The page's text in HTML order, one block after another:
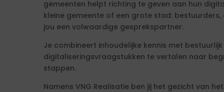
gemeenten helpt richting te geven aan hun
kleine gemeente of een grote stad: bestuurders,
jou een volwaardige gesprekspartner.
Je combineert inhoudelijke kennis met
digitaliseringsvraagstukken te vertalen naar
stappen.
Namens VNG Realisatie ben jij het gezicht van